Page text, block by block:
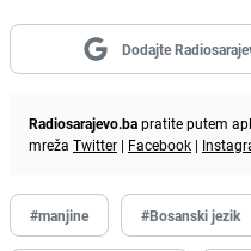
Dodajte
Radiosarajevo.bapratite putem
mreža Twitter | Facebook |
#manjine #Bosanski jezik